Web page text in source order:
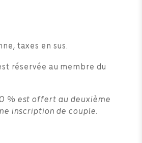
taxes en sus.
réservée au membre du
% est offert au deuxième
inscription de couple.